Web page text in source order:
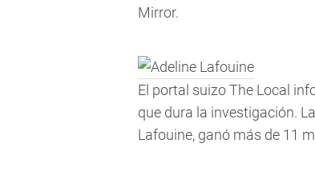
Mirror.
El portal suizo The Local
que dura la investigación.
Lafouine, ganó más de 11